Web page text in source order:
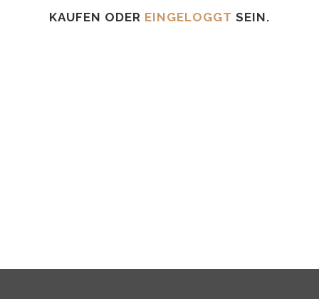
KAUFEN ODER EINGELOGGT SEIN.